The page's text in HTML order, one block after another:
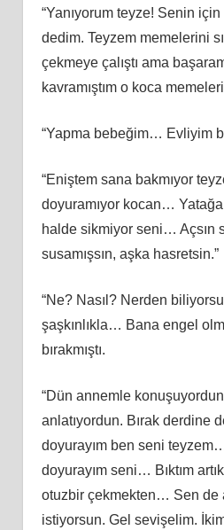
“Yanıyorum teyze! Senin
dedim. Teyzem memelerini
çekmeye çalıştı ama
kavramıştım o koca
“Yapma bebeğim… Evliyim
“Eniştem sana bakmıyor
doyuramıyor kocan…
halde sikmiyor seni… Açsın
susamışsın, aşka hasretsin.”
“Ne? Nasıl? Nerden
şaşkınlıkla… Bana engel
bırakmıştı.
“Dün annemle
anlatıyordun. Bırak derdine
doyurayım ben seni
doyurayım seni… Bıktım
otuzbir çekmekten… Sen de
istiyorsun. Gel sevişelim.